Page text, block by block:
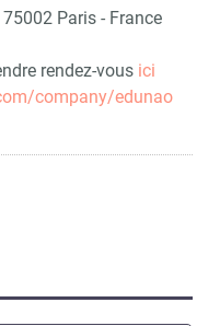
Paris - France
rendez-vous ici
company/edunao